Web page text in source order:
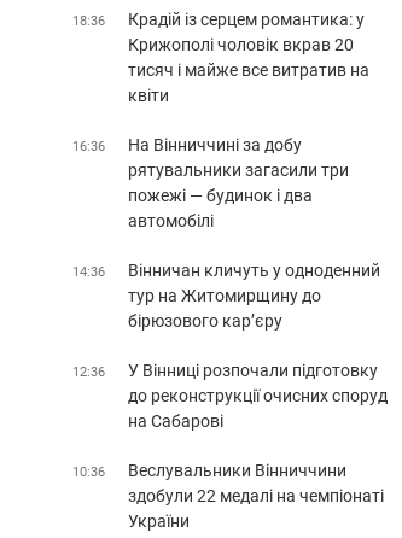
18:36
Крадій із серцем романтика: у
Крижополі чоловік вкрав 20
тисяч і майже все витратив на
квіти
16:36
На Вінниччині за добу
рятувальники загасили три
пожежі — будинок і два
автомобілі
14:36
Вінничан кличуть у одноденний
тур на Житомирщину до
бірюзового кар’єру
12:36
У Вінниці розпочали підготовку
до реконструкції очисних споруд
на Сабарові
10:36
Веслувальники Вінниччини
здобули 22 медалі на чемпіонаті
України